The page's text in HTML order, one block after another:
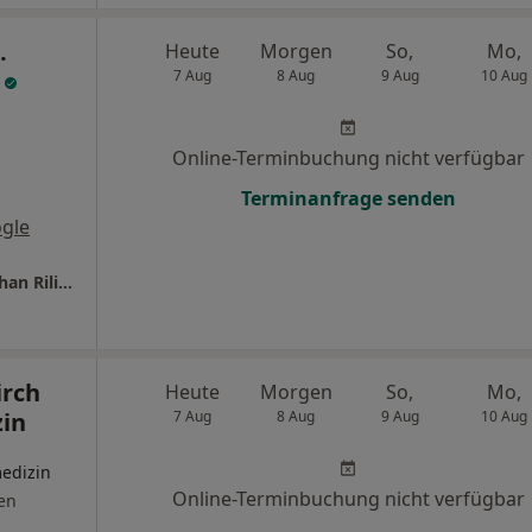
Praxis für Herzgesundheit PD Dr.med. Jonathan Rilinger Facharzt für Innere Medizin und Kardiologie
Heute
7 Aug
Morgen
8 Aug
So,
9 Aug
Mo,
10 Aug
Online-Terminbuchung nicht verfügbar
Terminanfrage senden
Heute
7 Aug
Morgen
8 Aug
So,
9 Aug
Mo,
10 Aug
Online-Terminbuchung nicht verfügbar